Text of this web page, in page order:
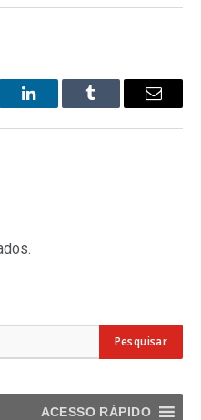
LinkedInTumblr
E-
ACESSO RÁPIDO